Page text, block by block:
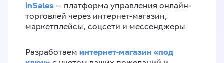
inSales — платформа управления онлайн-
торговлей через интернет-магазин,
маркетплейсы, соцсети и мессенджеры
Разработаем интернет-магазин «‎под